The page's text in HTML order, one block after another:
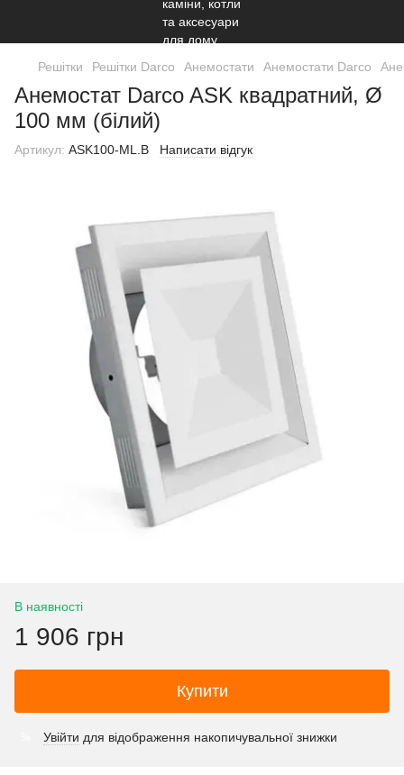
Решітки Решітки Darco Анемостати Анемостати Darco
Анемостат Darco ASK квадратний, Ø
100 мм (білий)
Артикул: ASK100-ML.B Написати відгук
В наявності
1 906 грн
Купити
Увійти для відображення накопичувальної знижки